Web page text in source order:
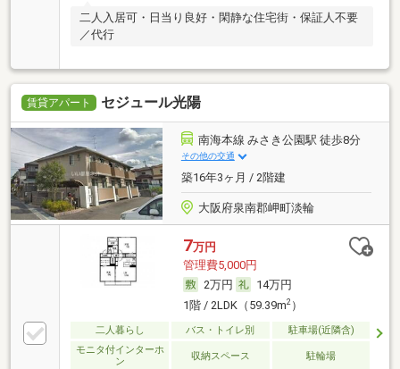
二人入居可・日当り良好・閑静な住宅街・保証人不要
／代行
賃貸アパート セジュール光陽
南海本線 みさき公園駅 徒歩8分
その他の交通
築16年3ヶ月 / 2階建
大阪府泉南郡岬町淡輪
7万円
管理費5,000円
2万円
14万円
1階 / 2LDK（59.39m2）
二人暮らし バス・トイレ別
駐車場(近隣含)
モニタ付インターホ
ン
収納スペース 駐輪場